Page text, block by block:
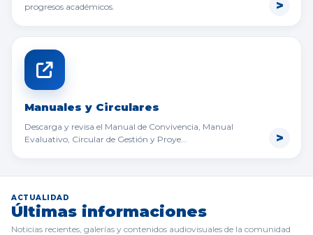
progresos académicos.
Manuales y Circulares
Descarga y revisa el Manual de Convivencia, Manual
Evaluativo, Circular de Gestión y Proye...
ACTUALIDAD
Últimas informaciones
Noticias recientes, galerías y contenidos audiovisuales de la comunidad